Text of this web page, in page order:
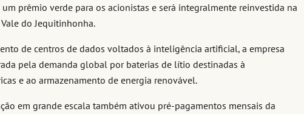
prêmio verde para os acionistas e será integralmente reinvestida na
do Jequitinhonha.
de centros de dados voltados à inteligência artificial, a empresa
pela demanda global por baterias de lítio destinadas à
e ao armazenamento de energia renovável.
em grande escala também ativou pré-pagamentos mensais da